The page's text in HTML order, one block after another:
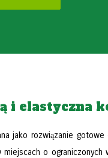
i elastyczna
jako rozwiązanie gotowe
o ograniczonych